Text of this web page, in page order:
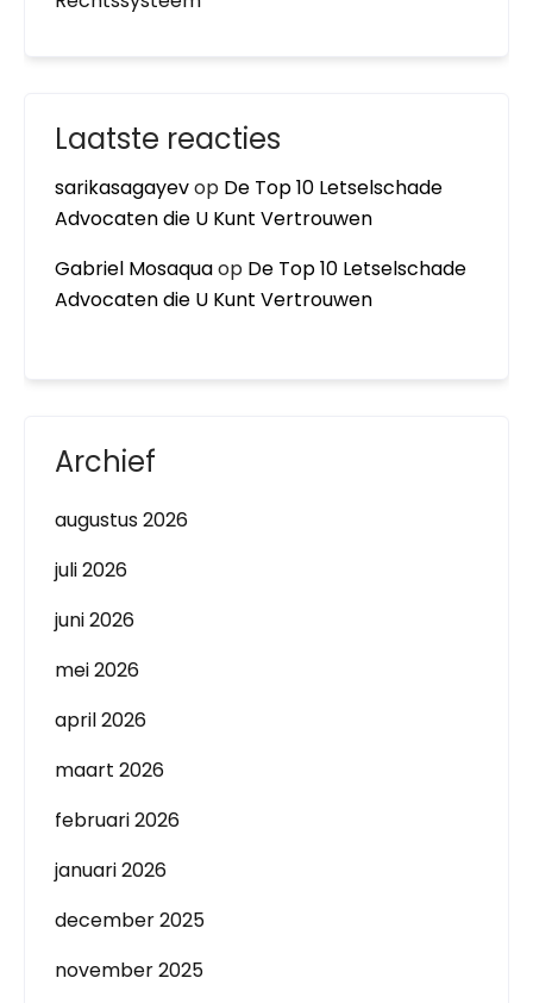
Laatste reacties
sarikasagayevop De Top 10 Letselschade
Advocaten die U Kunt Vertrouwen
Gabriel Mosaquaop De Top 10 Letselschade
Advocaten die U Kunt Vertrouwen
Archief
augustus 2026
juli 2026
juni 2026
mei 2026
april 2026
maart 2026
februari 2026
januari 2026
december 2025
november 2025